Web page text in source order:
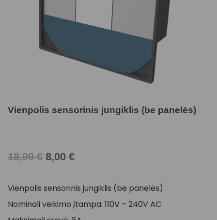
Vienpolis sensorinis jungiklis (be panelės)
18,99€ 8,00 €
Vienpolis sensorinis jungiklis (be panelės).
Nominali veikimo įtampa: 110V – 240V AC